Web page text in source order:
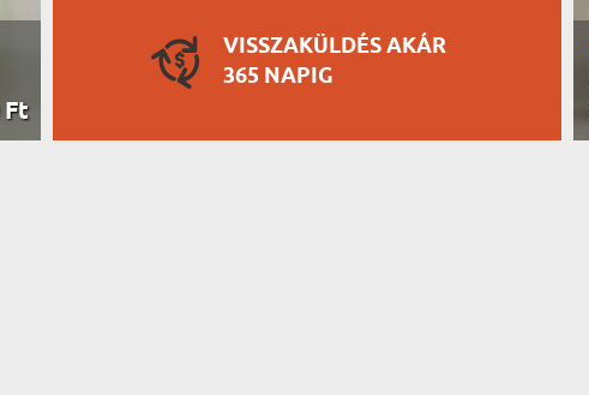
VISSZAKÜLDÉS AKÁR
365 NAPIG